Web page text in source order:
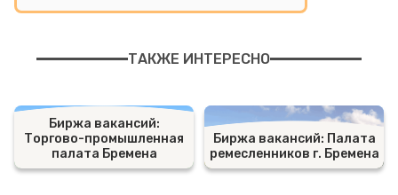
ТАКЖЕ ИНТЕРЕСНО
Биржа вакансий:
Торгово-промышленная
палата Бремена
Биржа вакансий: Палата
ремесленников г. Бремена